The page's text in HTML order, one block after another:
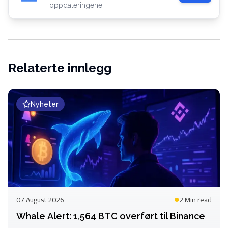
oppdateringene.
Relaterte innlegg
Nyheter
07 August 2026 2 Minread
Whale Alert: 1,564 BTC overført til Binance